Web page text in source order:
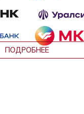
ПОДРОБНЕЕ